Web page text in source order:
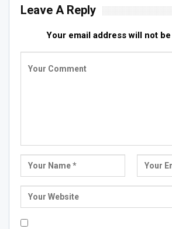
Leave A Reply
Your email address will not